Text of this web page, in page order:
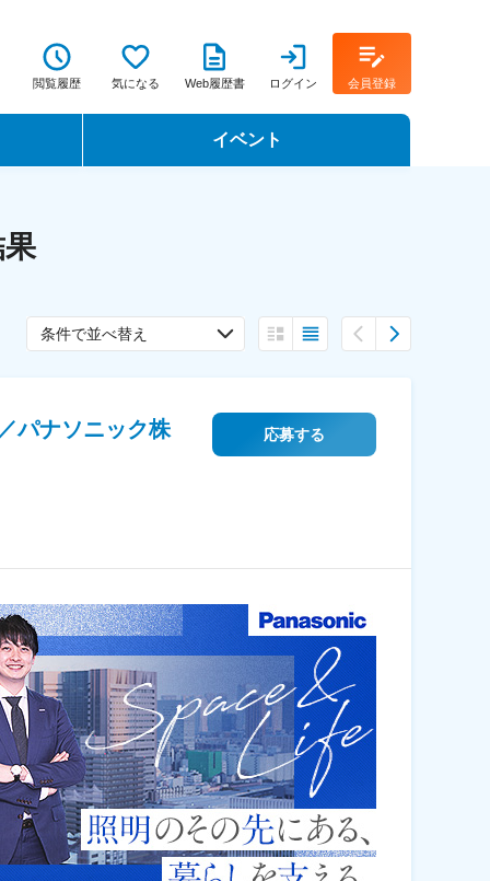
閲覧履歴 気になる Web履歴書 ログイン 会員登録
イベント
条件で並べ替え
パナソニック株 応募する